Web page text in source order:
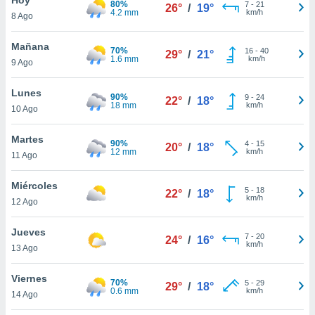
y
en
más
de
8 Ago
80%
4.2 mm
26° / 19° 7- 21
km/h
Mañana
9 Ago
70%
1.6 mm
29° / 21° 16- 40
km/h
Lunes
10 Ago
90%
18 mm
22° / 18° 9- 24
km/h
Martes
11 Ago
90%
12 mm
20° / 18° 4- 15
km/h
Miércoles
12 Ago
22° / 18° 5- 18
km/h
Jueves
13 Ago
24° / 16° 7- 20
km/h
Viernes
14 Ago
70%
0.6 mm
29° / 18° 5- 29
km/h